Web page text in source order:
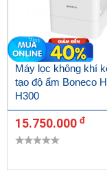
Máy lọc không khí
tạo độ ẩm Boneco
H300
15.750.000 đ